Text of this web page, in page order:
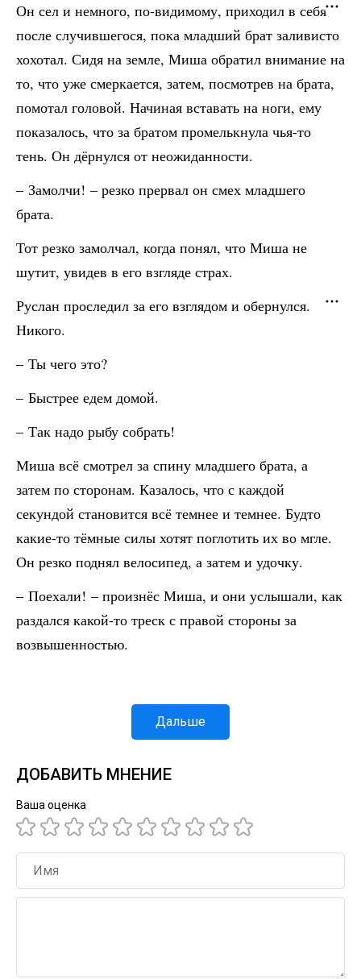
Он сел и немного, по-видимому, приходил в себя
после случившегося, пока младший брат заливисто
хохотал. Сидя на земле, Миша обратил внимание на
то, что уже смеркается, затем, посмотрев на брата,
помотал головой. Начиная вставать на ноги, ему
показалось, что за братом промелькнула чья-то
тень. Он дёрнулся от неожиданности.
– Замолчи! – резко прервал он смех младшего
брата.
Тот резко замолчал, когда понял, что Миша не
шутит, увидев в его взгляде страх.
Руслан проследил за его взглядом и обернулся.
Никого.
– Ты чего это?
– Быстрее едем домой.
– Так надо рыбу собрать!
Миша всё смотрел за спину младшего брата, а
затем по сторонам. Казалось, что с каждой
секундой становится всё темнее и темнее. Будто
какие-то тёмные силы хотят поглотить их во мгле.
Он резко поднял велосипед, а затем и удочку.
– Поехали! – произнёс Миша, и они услышали, как
раздался какой-то треск с правой стороны за
возвышенностью.
Дальше
ДОБАВИТЬ МНЕНИЕ
Ваша оценка